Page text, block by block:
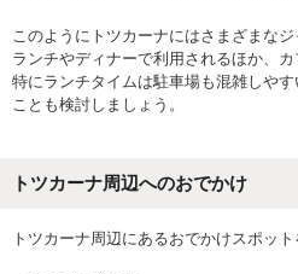
このようにトツカーナにはさまざまなジ
ランチやディナーで利用されるほか、カ
特にランチタイムは駐車場も混雑しや
ことも検討しましょう。
トツカーナ周辺へのおでかけ
トツカーナ周辺にあるおでかけスポット